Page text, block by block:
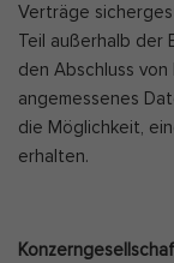
Verträge
Teil außerhalb der
den Abschluss
angemessenes
die Möglichkeit,
erhalten.